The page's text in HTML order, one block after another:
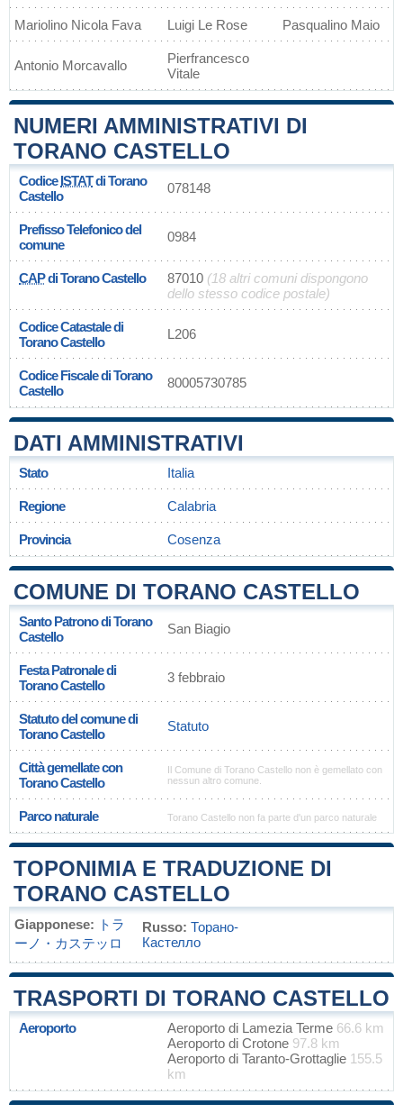
Mariolino Nicola Fava Luigi Le Rose Pasqualino Maio
Antonio Morcavallo
Pierfrancesco
Vitale
NUMERI AMMINISTRATIVI DI
TORANO CASTELLO
CodiceISTATdi Torano
Castello
078148
Prefisso Telefonico del
comune
0984
CAPdi Torano Castello 87010 (18 altri comuni dispongono
dello stesso codice postale)
Codice Catastale di
Torano Castello
L206
Codice Fiscale di Torano
Castello
80005730785
DATI AMMINISTRATIVI
Stato Italia
Regione Calabria
Provincia Cosenza
COMUNE DI TORANO CASTELLO
Santo Patrono di Torano
Castello
San Biagio
Festa Patronale di
Torano Castello
3 febbraio
Statuto del comune di
Torano Castello
Statuto
Città gemellate con
Torano Castello
Il Comune di Torano Castello non è gemellato con
nessun altro comune.
Parco naturale Torano Castello non fa parte d'un parco naturale
TOPONIMIA E TRADUZIONE DI
TORANO CASTELLO
Giapponese: トラ
ーノ・カステッロ
Russo: Торано-
Кастелло
TRASPORTI DI TORANO CASTELLO
Aeroporto Aeroporto di Lamezia Terme 66.6 km
Aeroporto di Crotone 97.8 km
Aeroporto di Taranto-Grottaglie 155.5
km